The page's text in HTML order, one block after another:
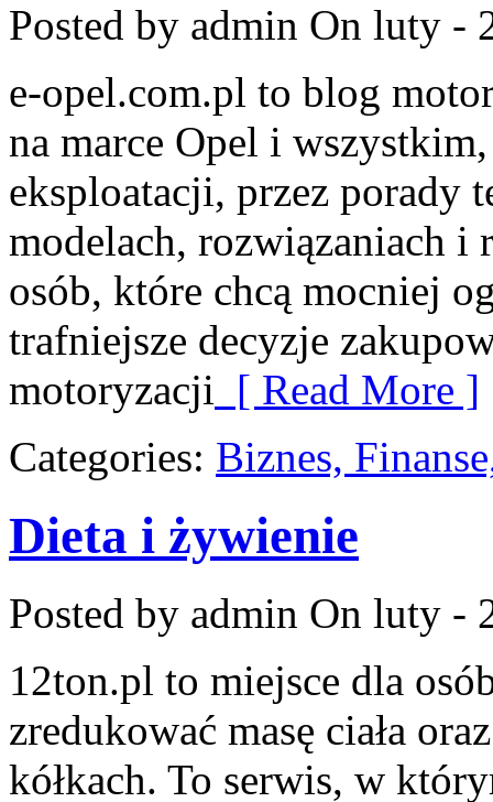
Posted by admin On luty -
e-opel.com.pl to blog
na marce Opel i
eksploatacji, przez porady
modelach, rozwiązaniach i
osób, które chcą mocniej
trafniejsze decyzje
motoryzacji [ Read More ]
Categories: Biznes,
Dieta i żywienie
Posted by admin On luty -
12ton.pl to miejsce dla
zredukować masę ciała
kółkach. To serwis, w